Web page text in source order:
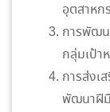
อุตสาหก
การพัฒน
กลุ่มเป้า
การส่งเ
พัฒนาฝี